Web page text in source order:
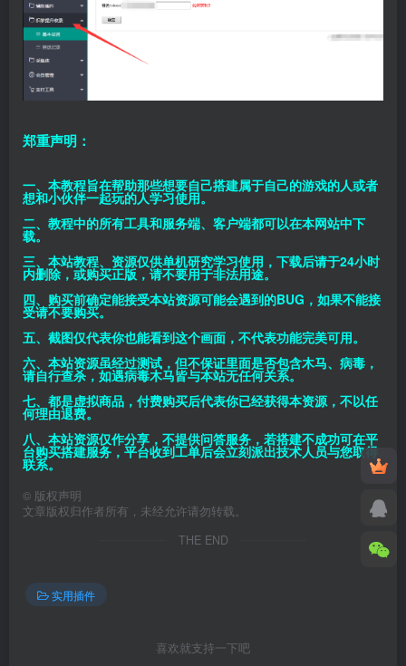
郑重声明：
一、本教程旨在帮助那些想要自己搭建属于自己的游戏的人或者
想和小伙伴一起玩的人学习使用。
二、教程中的所有工具和服务端、客户端都可以在本网站中下
载。
三、本站教程、资源仅供单机研究学习使用，下载后请于24小时
内删除，或购买正版，请不要用于非法用途。
四、购买前确定能接受本站资源可能会遇到的BUG，如果不能接
受请不要购买。
五、截图仅代表你也能看到这个画面，不代表功能完美可用。
六、本站资源虽经过测试，但不保证里面是否包含木马、病毒，
请自行查杀，如遇病毒木马皆与本站无任何关系。
七、都是虚拟商品，付费购买后代表你已经获得本资源，不以任
何理由退费。
八、本站资源仅作分享，不提供问答服务，若搭建不成功可在平
台购买搭建服务，平台收到工单后会立刻派出技术人员与您取得
联系。
© 版权声明
文章版权归作者所有，未经允许请勿转载。
THE END
实用插件
喜欢就支持一下吧